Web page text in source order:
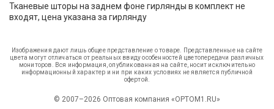
Тканевые шторы на заднем фоне гирлянды в комплект не
входят, цена указана за гирлянду
Изображения дают лишь общее представление о товаре. Представленные на сайте
цвета могут отличаться от реальных ввиду особенностей цветопередачи различных
мониторов. Вся информация, опубликованная на сайте, носит исключительно
информационный характер и ни при каких условиях не является публичной
офертой.
© 2007–2026 Оптовая компания «OPTOM1.RU»